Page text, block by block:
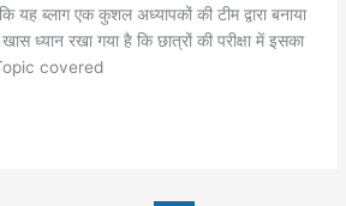
यह ब्लाग एक कुशल अध्यापकों की टीम द्वारा बनाया
ध्यान रखा गया है कि छात्रों की परीक्षा में इसका
covered